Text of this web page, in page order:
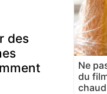
des
Ne
du